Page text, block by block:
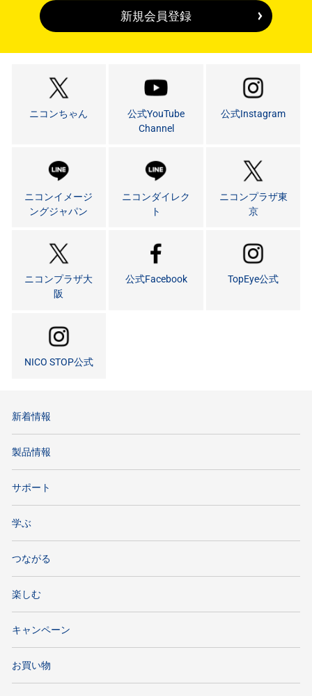
新規会員登録
ニコンちゃん
公式YouTube
Channel
公式Instagram
ニコンイメージ
ングジャパン
ニコンダイレク
ト
ニコンプラザ東
京
ニコンプラザ大
阪
公式Facebook TopEye公式
NICO STOP公式
新着情報
製品情報
サポート
学ぶ
つながる
楽しむ
キャンペーン
お買い物